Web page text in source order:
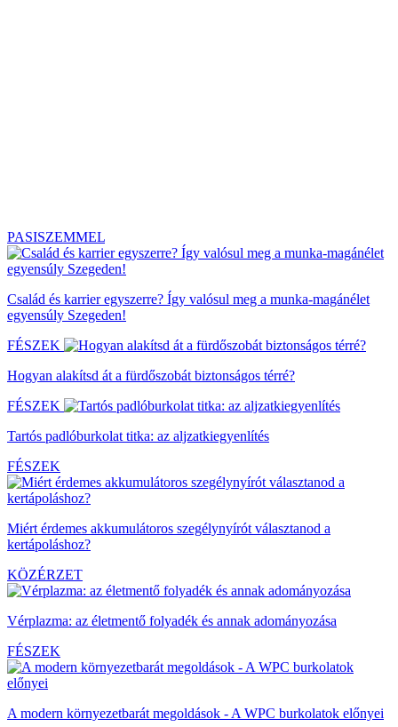
PASISZEMMEL
Család és karrier egyszerre? Így valósul meg a munka-magánélet
egyensúly Szegeden!
FÉSZEK
Hogyan alakítsd át a fürdőszobát biztonságos térré?
FÉSZEK
Tartós padlóburkolat titka: az aljzatkiegyenlítés
FÉSZEK
Miért érdemes akkumulátoros szegélynyírót választanod a
kertápoláshoz?
KÖZÉRZET
Vérplazma: az életmentő folyadék és annak adományozása
FÉSZEK
A modern környezetbarát megoldások - A WPC burkolatok előnyei